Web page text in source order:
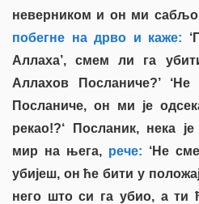
неверником и он ми
побегне на дрво и каже:
Аллаха’, смем ли га
Аллахов Посланиче?’
Посланиче, он ми је
рекао!?‘ Посланик, нека
мир на њега, рече: ‘Не
убијеш, он ће бити у
него што си га убио, а ти